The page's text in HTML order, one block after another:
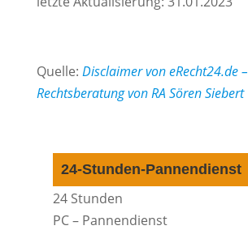
Quelle: Disclaimer von eRecht24.de –
Rechtsberatung von RA Sören Siebert
24-Stunden-Pannendienst
24 Stunden
PC – Pannendienst